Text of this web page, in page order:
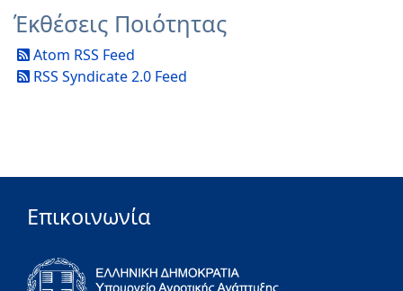
Έκθέσεις Ποιότητας
Atom RSS Feed
RSS Syndicate 2.0 Feed
Επικοινωνία